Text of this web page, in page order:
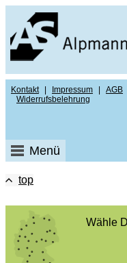
Kontakt Impressum AGB
Widerrufsbelehrung
Menü
top
Wähle